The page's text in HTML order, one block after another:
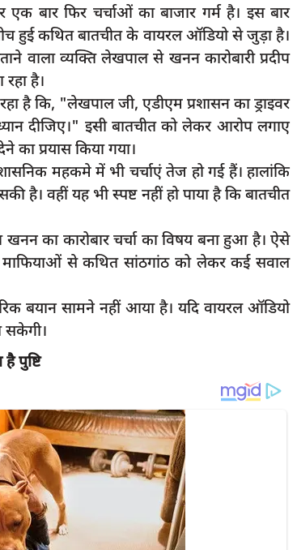
बार फिर चर्चाओं का बाजार गर्म है। इस बार
हुई कथित बातचीत के वायरल ऑडियो से जुड़ा है।
वाला व्यक्ति लेखपाल से खनन कारोबारी प्रदीप
है।
है कि, "लेखपाल जी, एडीएम प्रशासन का ड्राइवर
ध्यान दीजिए।" इसी बातचीत को लेकर आरोप लगाए
प्रयास किया गया।
महकमे में भी चर्चाएं तेज हो गई हैं। हालांकि
है। वहीं यह भी स्पष्ट नहीं हो पाया है कि बातचीत
का कारोबार चर्चा का विषय बना हुआ है। ऐसे
माफियाओं से कथित सांठगांठ को लेकर कई सवाल
बयान सामने नहीं आया है। यदि वायरल ऑडियो
सकेगी।
हैपुष्टि
रायबरेली - महिला सशक्तिकरण पर भारी पड़ा
अंधविश्वास,माधवपुर...
rexpress 465